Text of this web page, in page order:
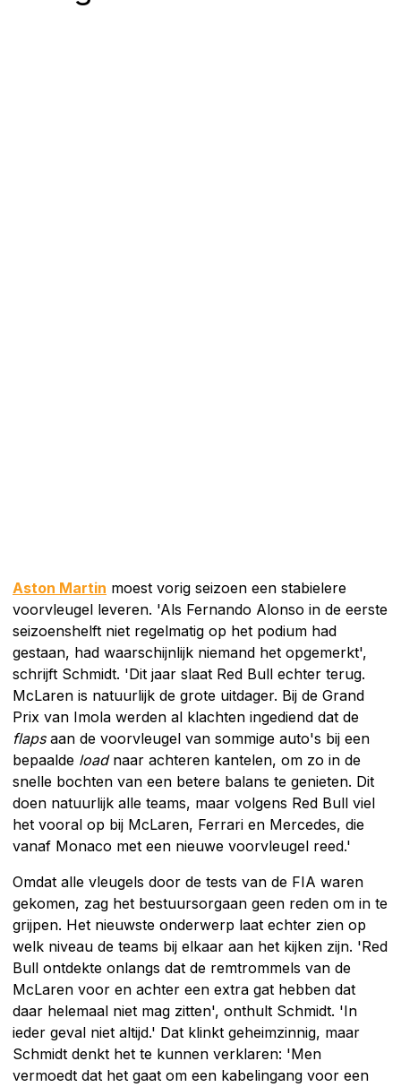
Aston Martin moest vorig seizoen een stabielere
voorvleugel leveren. 'Als Fernando Alonso in de eerste
seizoenshelft niet regelmatig op het podium had
gestaan, had waarschijnlijk niemand het opgemerkt',
schrijft Schmidt. 'Dit jaar slaat Red Bull echter terug.
McLaren is natuurlijk de grote uitdager. Bij de Grand
Prix van Imola werden al klachten ingediend dat de
flapsaan de voorvleugel van sommige auto's bij een
bepaalde loadnaar achteren kantelen, om zo in de
snelle bochten van een betere balans te genieten. Dit
doen natuurlijk alle teams, maar volgens Red Bull viel
het vooral op bij McLaren, Ferrari en Mercedes, die
vanaf Monaco met een nieuwe voorvleugel reed.'
Omdat alle vleugels door de tests van de FIA waren
gekomen, zag het bestuursorgaan geen reden om in te
grijpen. Het nieuwste onderwerp laat echter zien op
welk niveau de teams bij elkaar aan het kijken zijn. 'Red
Bull ontdekte onlangs dat de remtrommels van de
McLaren voor en achter een extra gat hebben dat
daar helemaal niet mag zitten', onthult Schmidt. 'In
ieder geval niet altijd.' Dat klinkt geheimzinnig, maar
Schmidt denkt het te kunnen verklaren: 'Men
vermoedt dat het gaat om een kabelingang voor een